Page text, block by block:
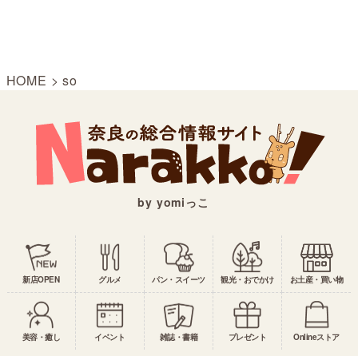
HOME >so
by yomiっこ
新店OPEN グルメ パン・スイーツ 観光・おでかけ お土産・買い物
美容・癒し イベント 雑誌・書籍 プレゼント Onlineストア